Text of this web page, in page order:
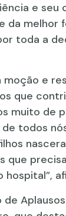
e seu
da melhor
toda a
e
que
muito de
de todos
que